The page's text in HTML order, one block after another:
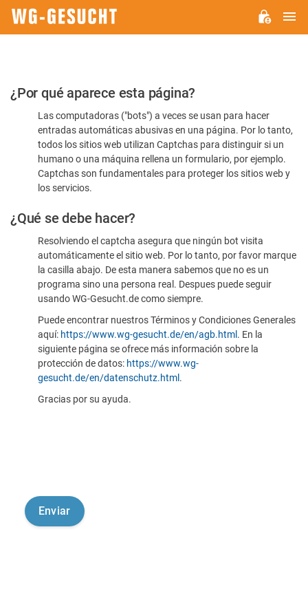
Por
favor,
confirme
humano
¿Por qué aparece esta página?
Las computadoras ("bots") a veces se usan para hacer
entradas automáticas abusivas en una página. Por lo tanto,
todos los sitios web utilizan Captchas para distinguir si un
humano o una máquina rellena un formulario, por ejemplo.
Captchas son fundamentales para proteger los sitios web y
los servicios.
¿Qué se debe hacer?
Resolviendo el captcha asegura que ningún bot visita
automáticamente el sitio web. Por lo tanto, por favor marque
la casilla abajo. De esta manera sabemos que no es un
programa sino una persona real. Despues puede seguir
usando WG-Gesucht.de como siempre.
Puede encontrar nuestros Términos y Condiciones Generales
aquí: https://www.wg-gesucht.de/en/agb.html . En la
siguiente página se ofrece más información sobre la
protección de datos: https://www.wg-
gesucht.de/en/datenschutz.html .
Gracias por su ayuda.